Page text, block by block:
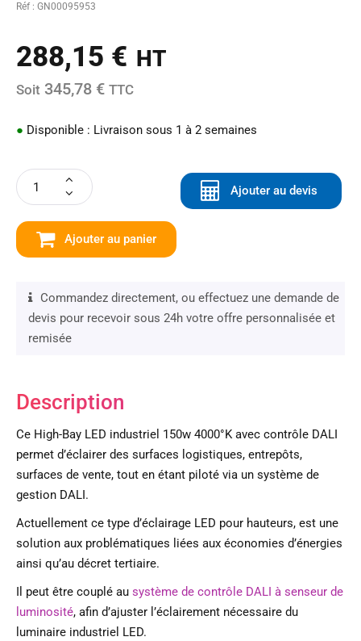
Réf : GN00095953
288,15 € HT
Soit 345,78 € TTC
● Disponible : Livraison sous 1 à 2 semaines
Ajouter au panier
Ajouter au devis
Commandez directement, ou effectuez une demande de
devis pour recevoir sous 24h votre offre personnalisée et
remisée
Description
Ce High-Bay LED industriel 150w 4000°K avec contrôle DALI
permet d’éclairer des surfaces logistiques, entrepôts,
surfaces de vente, tout en étant piloté via un système de
gestion DALI.
Actuellement ce type d’éclairage LED pour hauteurs, est une
solution aux problématiques liées aux économies d’énergies
ainsi qu’au décret tertiaire.
Il peut être couplé au système de contrôle DALI à senseur de
luminosité, afin d’ajuster l’éclairement nécessaire du
luminaire industriel LED.